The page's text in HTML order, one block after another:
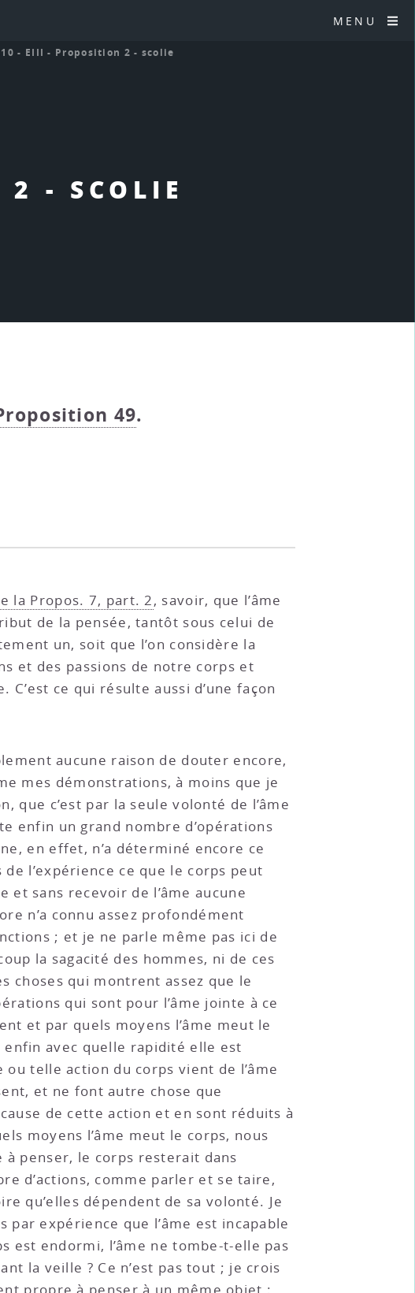
MENU
- SCOLIE
- EIII - Proposition 2 - scolie
49.
la Propos. 7, part. 2, savoir, que l’âme
de la pensée, tantôt sous celui de
un, soit que l’on considère la
et des passions de notre corps et
ce qui résulte aussi d’une façon
aucune raison de douter encore,
mes démonstrations, à moins que je
que c’est par la seule volonté de l’âme
enfin un grand nombre d’opérations
en effet, n’a déterminé encore ce
l’expérience ce que le corps peut
sans recevoir de l’âme aucune
n’a connu assez profondément
; et je ne parle même pas ici de
la sagacité des hommes, ni de ces
choses qui montrent assez que le
qui sont pour l’âme jointe à ce
et par quels moyens l’âme meut le
avec quelle rapidité elle est
telle action du corps vient de l’âme
et ne font autre chose que
de cette action et en sont réduits à
moyens l’âme meut le corps, nous
à penser, le corps resterait dans
d’actions, comme parler et se taire,
qu’elles dépendent de sa volonté. Je
expérience que l’âme est incapable
est endormi, l’âme ne tombe-t-elle pas
la veille ? Ce n’est pas tout ; je crois
propre à penser à un même objet ;